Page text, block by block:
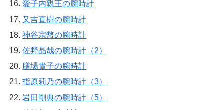
愛子内親王の腕時計
又吉直樹の腕時計
神谷宗幣の腕時計
佐野晶哉の腕時計（2）
膳場貴子の腕時計
指原莉乃の腕時計（3）
岩田剛典の腕時計（5）